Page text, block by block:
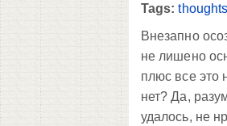
Tags:thoughts
Внезапно
не лишено
плюс все это
нет? Да,
удалось, не